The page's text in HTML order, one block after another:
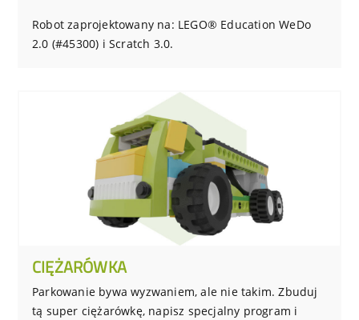
Robot zaprojektowany na: LEGO® Education WeDo
2.0 (#45300) i Scratch 3.0.
CIĘŻARÓWKA
Parkowanie bywa wyzwaniem, ale nie takim. Zbuduj
tą super ciężarówkę, napisz specjalny program i